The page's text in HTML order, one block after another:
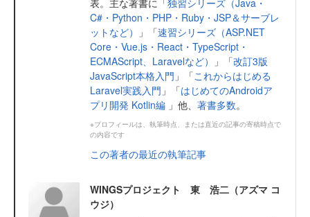
C#・Python・PHP・Ruby・JSP＆サーブレ
ットなど）
」「速習シリーズ（ASP.NET
Core・Vue.js・React・TypeScript・
ECMAScript、Laravelなど）
」「改訂3版
JavaScript本格入門 」「これからはじめる
Laravel実践入門 」「はじめてのAndroidア
プリ開発 Kotlin編 」他、 著書多数。
※プロフィールは、執筆時点、または直近の記事の寄稿時点で
の内容です
この著者の最近の執筆記事
WINGSプロジェクト 東 浩二（アズマ コ
ウジ）